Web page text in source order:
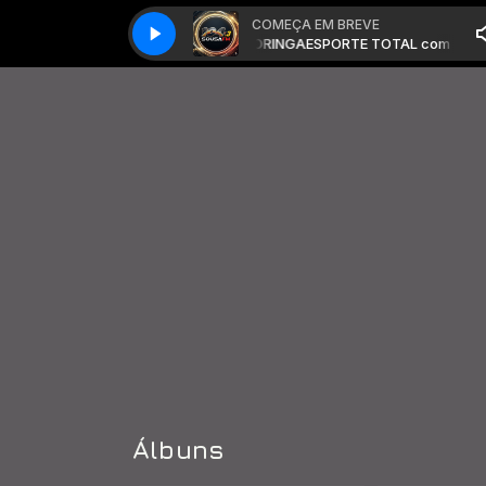
COMEÇA EM BREVE
com PROF. ASSIS DANTAS & CORINGAESPORTE TOTAL com PROF.
Álbuns